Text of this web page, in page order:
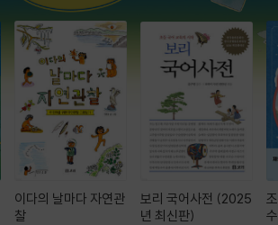
이다의 날마다 자연관
찰
보리 국어사전 (2025
년 최신판)